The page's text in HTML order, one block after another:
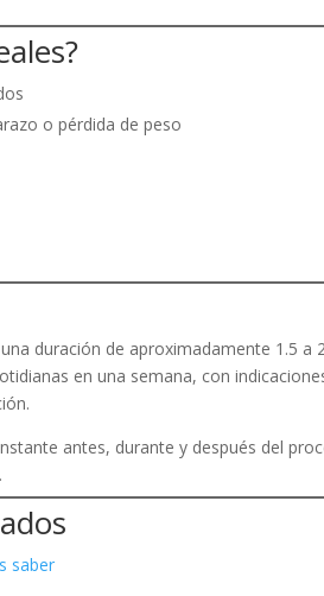
o pérdida de peso
duración de aproximadamente 1.5 a
en una semana, con
antes, durante y después del
saber